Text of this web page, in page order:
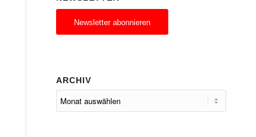
Newsletter abonnieren
ARCHIV